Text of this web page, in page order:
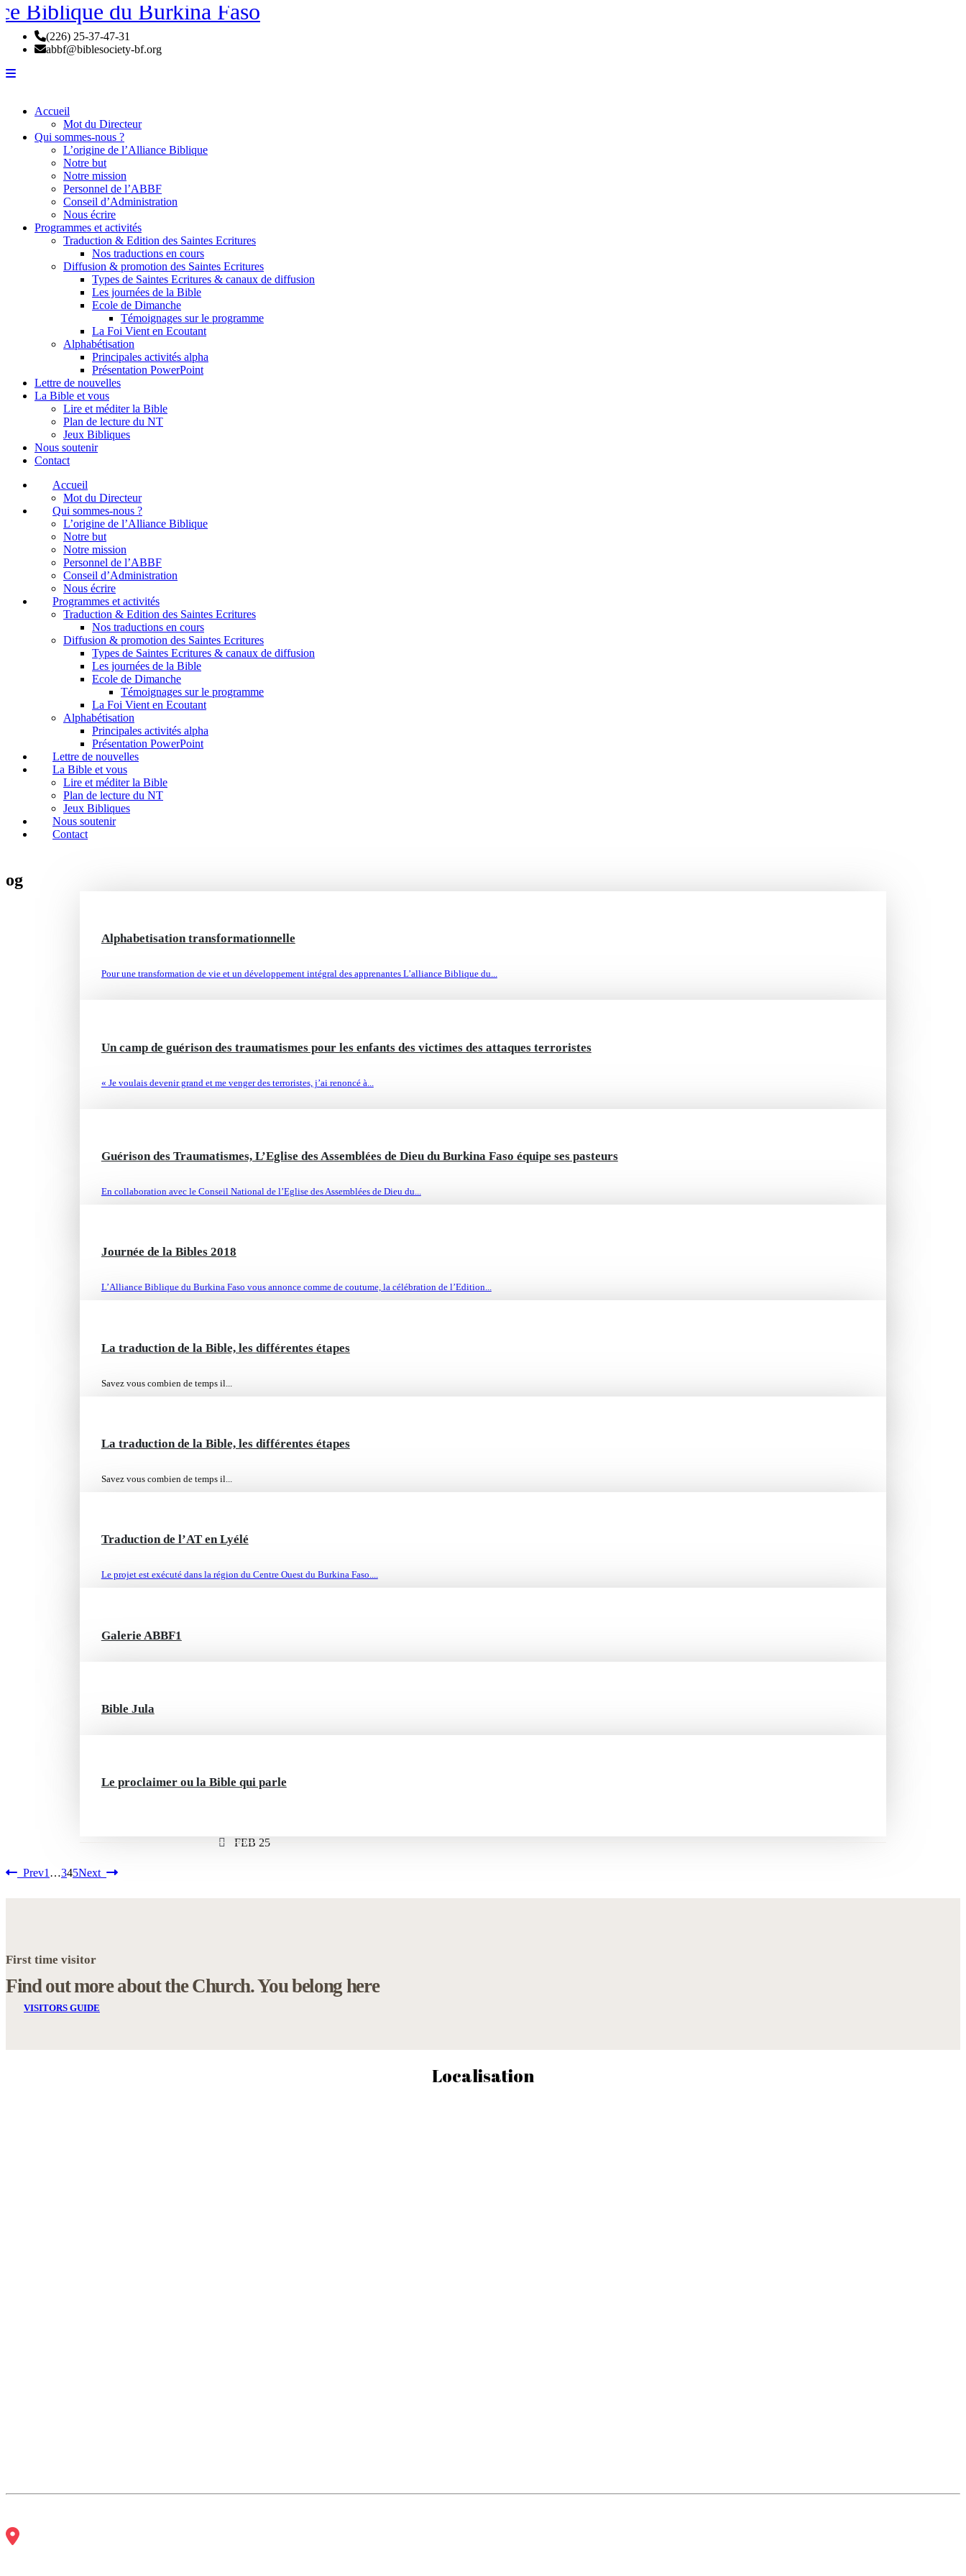
(226) 25-37-47-31
abbf@biblesociety-bf.org
Accueil
Mot du Directeur
Qui sommes-nous ?
L’origine de l’Alliance Biblique
Notre but
Notre mission
Personnel de l’ABBF
Conseil d’Administration
Nous écrire
Programmes et activités
Traduction & Edition des Saintes Ecritures
Nos traductions en cours
Diffusion & promotion des Saintes Ecritures
Types de Saintes Ecritures & canaux de diffusion
Les journées de la Bible
Ecole de Dimanche
Témoignages sur le programme
La Foi Vient en Ecoutant
Alphabétisation
Principales activités alpha
Présentation PowerPoint
Lettre de nouvelles
La Bible et vous
Lire et méditer la Bible
Plan de lecture du NT
Jeux Bibliques
Nous soutenir
Contact
Accueil
Mot du Directeur
Qui sommes-nous ?
L’origine de l’Alliance Biblique
Notre but
Notre mission
Personnel de l’ABBF
Conseil d’Administration
Nous écrire
Programmes et activités
Traduction & Edition des Saintes Ecritures
Nos traductions en cours
Diffusion & promotion des Saintes Ecritures
Types de Saintes Ecritures & canaux de diffusion
Les journées de la Bible
Ecole de Dimanche
Témoignages sur le programme
La Foi Vient en Ecoutant
Alphabétisation
Principales activités alpha
Présentation PowerPoint
Lettre de nouvelles
La Bible et vous
Lire et méditer la Bible
Plan de lecture du NT
Jeux Bibliques
Nous soutenir
Contact
Alphabetisation transformationnelle
Pour une transformation de vie et un développement intégral des apprenantes L’alliance Biblique du...
Un camp de guérison des traumatismes pour les enfants des victimes des attaques terroristes
« Je voulais devenir grand et me venger des terroristes, j’ai renoncé à...
Guérison des Traumatismes, L’Eglise des Assemblées de Dieu du Burkina Faso équipe ses pasteurs
En collaboration avec le Conseil National de l’Eglise des Assemblées de Dieu du...
NOV 06
Journée de la Bibles 2018
L’Alliance Biblique du Burkina Faso vous annonce comme de coutume, la célébration de l’Edition...
FEB 26
La traduction de la Bible, les différentes étapes
Savez vous combien de temps il...
FEB 26
La traduction de la Bible, les différentes étapes
Savez vous combien de temps il...
FEB 26
Traduction de l’AT en Lyélé
Le projet est exécuté dans la région du Centre Ouest du Burkina Faso....
Galerie ABBF1
Bible Jula
Le proclaimer ou la Bible qui parle
FEB 25
Prev1 …345Next
First time visitor
Find out more about the Church.You belong here
VISITORS GUIDE
Localisation